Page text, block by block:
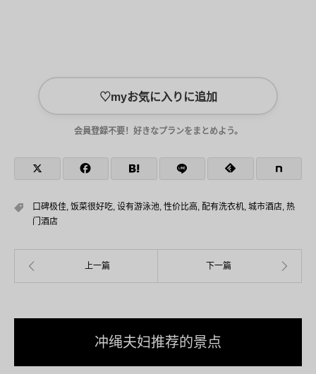
♡myお気に入りに追加
会員登録不要！好きなプランをまとめよう。
口碑极佳 饭菜很好吃 设有游泳池 性价比高 配有洗衣机 城市酒店 热
门酒店
冲绳夫妇推荐的景点